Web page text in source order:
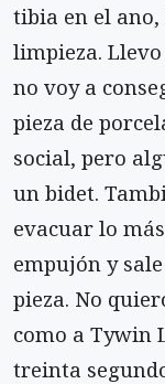
tibia en el
limpieza.
no voy a
pieza de
social, pero
un bidet.
evacuar lo
empujón y
pieza. No
como a Tywin
treinta